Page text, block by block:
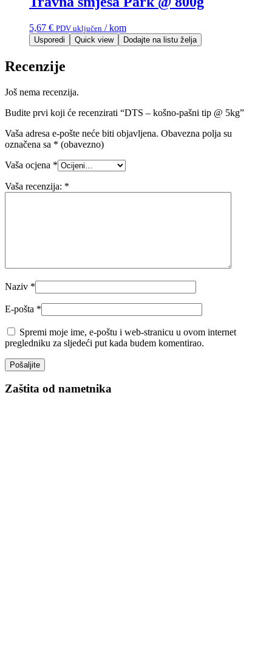
5,67 € PDV uključen / kom
Usporedi Quick view Dodajte na listu želja
Recenzije
Još nema recenzija.
Budite prvi koji će recenzirati “DTS – košno-pašni tip @ 5kg”
Vaša adresa e-pošte neće biti objavljena. Obavezna polja su
označena sa * (obavezno)
Vaša ocjena *
Vaša recenzija: *
Naziv *
E-pošta *
Spremi moje ime, e-poštu i web-stranicu u ovom internet
pregledniku za sljedeći put kada budem komentirao.
Zaštita od nametnika